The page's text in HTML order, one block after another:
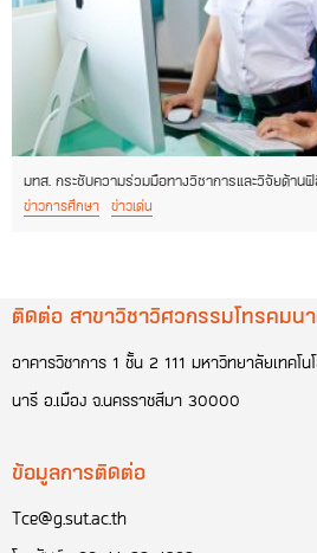
มทส. กระชับความร่วมมือทางวิชาการและวิจัยด้าน
ข่าวการศึกษา ข่าวเด่น
ติดต่อ สาขาวิชาวิศวกรรมโทรคมน
อาคารวิชาการ 1 ชั้น 2 111 มหาวิทยาลัยเทคโ
นารี อ.เมือง จ.นครราชสีมา 30000
ข้อมูลการติดต่อ
Tce@g.sut.ac.th